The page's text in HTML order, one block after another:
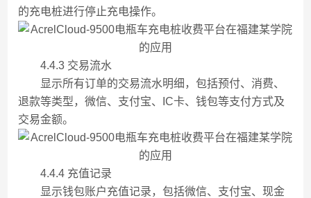
的充电桩进行停止充电操作。
4.4.3 交易流水
显示所有订单的交易流水明细，包括预付、消费、
退款等类型，微信、支付宝、IC卡、钱包等支付方式及
交易金额。
4.4.4 充值记录
显示钱包账户充值记录，包括微信、支付宝、现金